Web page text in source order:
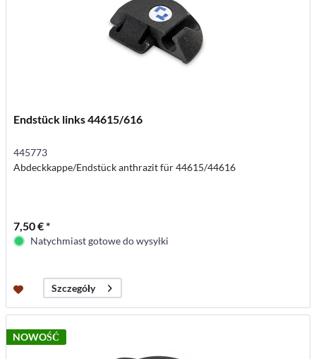
Endstück links 44615/616
445773
Abdeckkappe/Endstück anthrazit für 44615/44616
7,50 € *
Natychmiast gotowe do wysyłki
Szczegóły
NOWOŚĆ